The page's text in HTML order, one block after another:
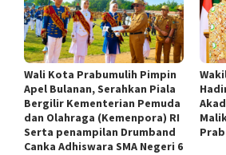
Wali Kota Prabumulih Pimpin
Apel Bulanan, Serahkan Piala
Bergilir Kementerian Pemuda
dan Olahraga (Kemenpora) RI
Serta penampilan Drumband
Canka Adhiswara SMA Negeri 6